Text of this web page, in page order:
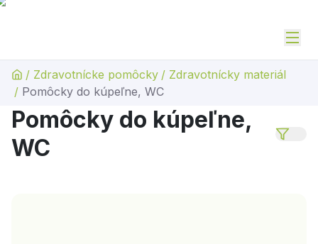
/ Zdravotnícke pomôcky / Zdravotnícky materiál
/ Pomôcky do kúpeľne, WC
Pomôcky do kúpeľne,
WC